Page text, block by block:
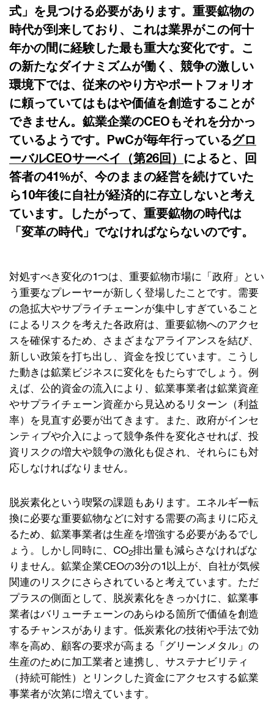
式」を見つける必要があります。重要鉱物の
時代が到来しており、これは業界がこの何十
年かの間に経験した最も重大な変化です。こ
の新たなダイナミズムが働く、競争の激しい
環境下では、従来のやり方やポートフォリオ
に頼っていてはもはや価値を創造することが
できません。鉱業企業のCEOもそれを分かっ
ているようです。PwCが毎年行っているグロ
ーバルCEOサーベイ（第26回） によると、回
答者の41%が、今のままの経営を続けていた
ら10年後に自社が経済的に存立しないと考え
ています。したがって、重要鉱物の時代は
「変革の時代」でなければならないのです。
対処すべき変化の1つは、重要鉱物市場に「政府」とい
う重要なプレーヤーが新しく登場したことです。需要
の急拡大やサプライチェーンが集中しすぎていること
によるリスクを考えた各政府は、重要鉱物へのアクセ
スを確保するため、さまざまなアライアンスを結び、
新しい政策を打ち出し、資金を投じています。こうし
た動きは鉱業ビジネスに変化をもたらすでしょう。例
えば、公的資金の流入により、鉱業事業者は鉱業資産
やサプライチェーン資産から見込めるリターン（利益
率）を見直す必要が出てきます。また、政府がインセ
ンティブや介入によって競争条件を変化させれば、投
資リスクの増大や競争の激化も促され、それらにも対
応しなければなりません。
脱炭素化という喫緊の課題もあります。エネルギー転
換に必要な重要鉱物などに対する需要の高まりに応え
るため、鉱業事業者は生産を増強する必要があるでし
ょう。しかし同時に、CO2排出量も減らさなければな
りません。鉱業企業CEOの3分の1以上が、自社が気候
関連のリスクにさらされていると考えています。ただ
プラスの側面として、脱炭素化をきっかけに、鉱業事
業者はバリューチェーンのあらゆる箇所で価値を創造
するチャンスがあります。低炭素化の技術や手法で効
率を高め、顧客の要求が高まる「グリーンメタル」の
生産のために加工業者と連携し、サステナビリティ
（持続可能性）とリンクした資金にアクセスする鉱業
事業者が次第に増えています。